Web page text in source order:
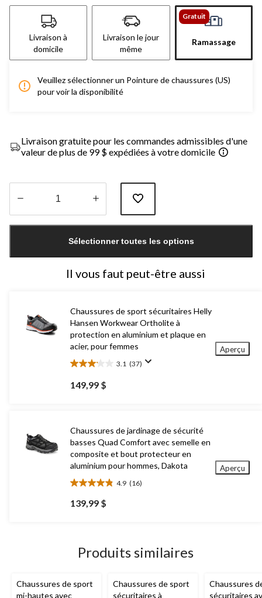
Livraison à
domicile
Livraison le jour
même
Gratuit
Ramassage
Veuillez sélectionner un Pointure de chaussures (US)
pour voir la disponibilité
Livraison gratuite pour les commandes admissibles d'une
valeur de plus de 99 $ expédiées à votre domicile
jour
Sélectionner toutes les options
Il vous faut peut-être aussi
Chaussures de sport sécuritaires Helly
Hansen Workwear Ortholite à
protection en aluminium et plaque en
acier, pour femmes
3.1 (37)
3.1
étoile(s)
sur
149,99 $
Aperçu
Chaussures de jardinage de sécurité
basses Quad Comfort avec semelle en
composite et bout protecteur en
aluminium pour hommes, Dakota
4.9 (16)
4.9
étoile(s)
sur
139,99 $
Aperçu
Produits similaires
Chaussures de sport
mi-hautes avec
Chaussures de sport
sécuritaires à
Chaussures
sécuritaires